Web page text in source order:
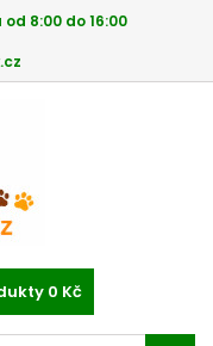
od 8:00 do 16:00
0 Kč